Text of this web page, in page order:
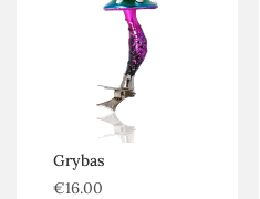
Grybas
€16.00